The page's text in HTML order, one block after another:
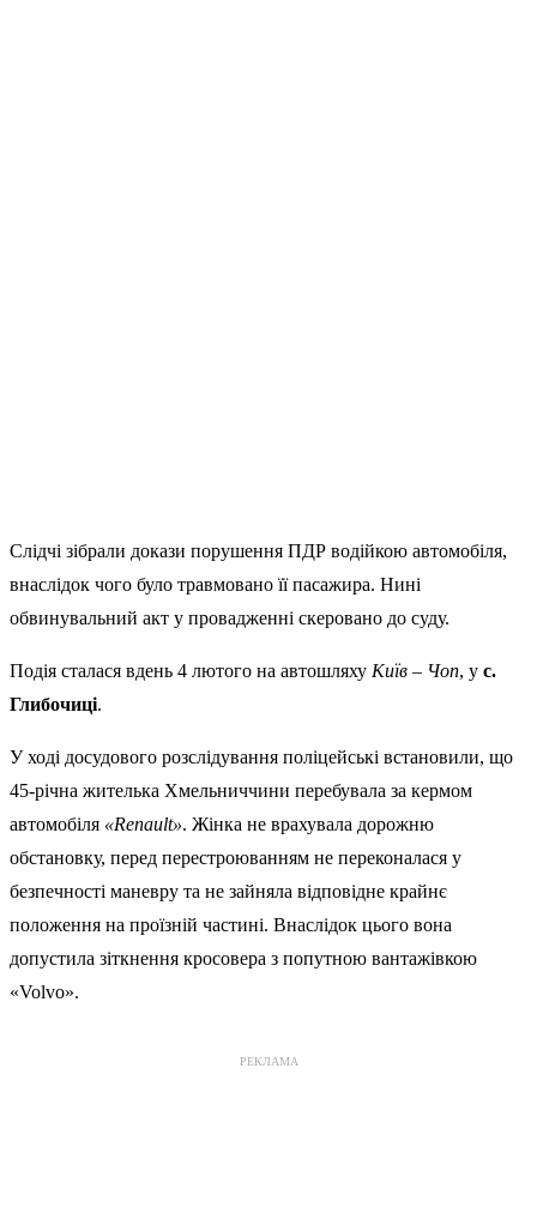
Слідчі зібрали докази порушення ПДР водійкою автомобіля,
внаслідок чого було травмовано її пасажира. Нині
обвинувальний акт у провадженні скеровано до суду.
Подія сталася вдень 4 лютого на автошляху Київ – Чоп, у с.
Глибочиці.
У ході досудового розслідування поліцейські встановили, що
45-річна жителька Хмельниччини перебувала за кермом
автомобіля «Renault». Жінка не врахувала дорожню
обстановку, перед перестроюванням не переконалася у
безпечності маневру та не зайняла відповідне крайнє
положення на проїзній частині. Внаслідок цього вона
допустила зіткнення кросовера з попутною вантажівкою
«Volvo».
РЕКЛАМА